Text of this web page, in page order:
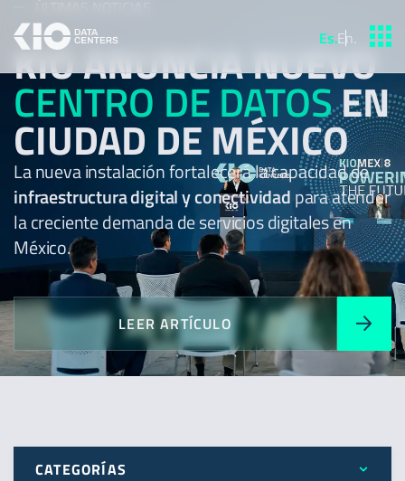
Es.En.
KIO ANUNCIA NUEVO
CENTRO DE DATOSEN
CIUDAD DE MÉXICO
La nueva instalación fortalecerá la capacidad de
infraestructura digital y conectividadpara atender
la creciente demanda de servicios digitales en
México.
LEER ARTÍCULO
CATEGORÍAS